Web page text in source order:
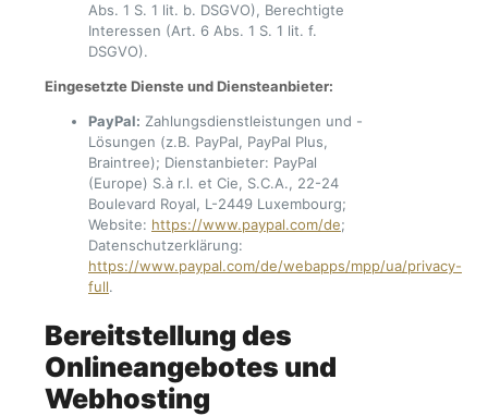
Abs. 1 S. 1 lit. b. DSGVO), Berechtigte
Interessen (Art. 6 Abs. 1 S. 1 lit. f.
DSGVO).
Eingesetzte Dienste und Diensteanbieter:
PayPal: Zahlungsdienstleistungen und -
Lösungen (z.B. PayPal, PayPal Plus,
Braintree); Dienstanbieter: PayPal
(Europe) S.à r.l. et Cie, S.C.A., 22-24
Boulevard Royal, L-2449 Luxembourg;
Website: https://www.paypal.com/de;
Datenschutzerklärung:
https://www.paypal.com/de/webapps/mpp/ua/privacy-
full.
Bereitstellung des
Onlineangebotes und
Webhosting